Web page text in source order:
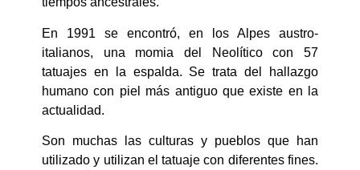
En 1991 se encontró, en los Alpes austro-
italianos, una momia del Neolítico con 57
tatuajes en la espalda. Se trata del hallazgo
humano con piel más antiguo que existe en la
actualidad.
Son muchas las culturas y pueblos que han
utilizado y utilizan el tatuaje con diferentes fines.